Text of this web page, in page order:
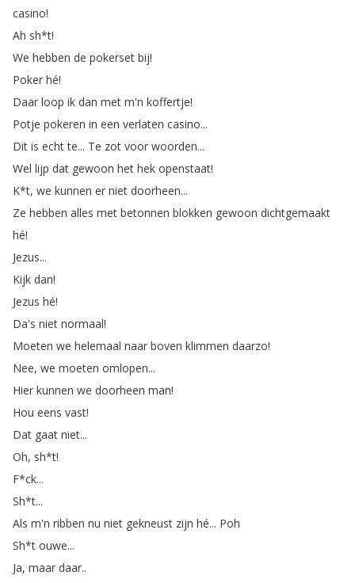
casino!
Ah sh*t!
We hebben de pokerset bij!
Poker hé!
Daar loop ik dan met m'n koffertje!
Potje pokeren in een verlaten casino...
Dit is echt te... Te zot voor woorden...
Wel lijp dat gewoon het hek openstaat!
K*t, we kunnen er niet doorheen...
Ze hebben alles met betonnen blokken gewoon dichtgemaakt
hé!
Jezus...
Kijk dan!
Jezus hé!
Da's niet normaal!
Moeten we helemaal naar boven klimmen daarzo!
Nee, we moeten omlopen...
Hier kunnen we doorheen man!
Hou eens vast!
Dat gaat niet...
Oh, sh*t!
F*ck...
Sh*t...
Als m'n ribben nu niet gekneust zijn hé... Poh
Sh*t ouwe...
Ja, maar daar..